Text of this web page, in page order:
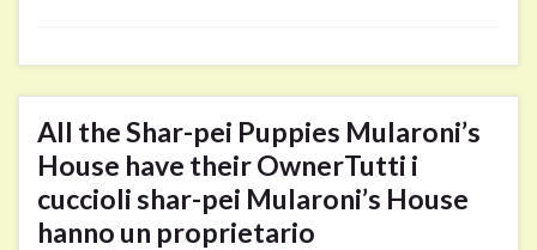
All the Shar-pei Puppies Mularoni’s
House have their OwnerTutti i
cuccioli shar-pei Mularoni’s House
hanno un proprietario